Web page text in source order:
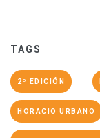
TAGS
2º EDICIÓN
HORACIO URBANO